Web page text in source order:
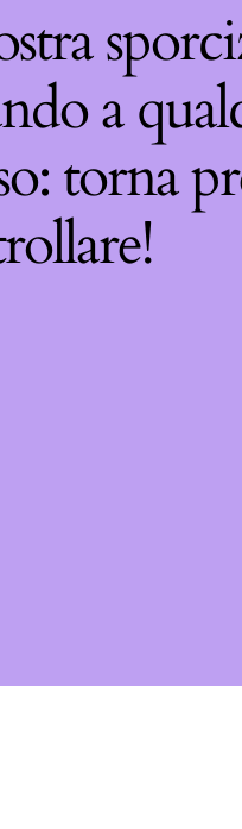
a
torna